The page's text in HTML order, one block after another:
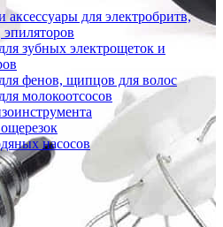
аксессуары для электробритв,
зубных электрощеток и
фенов, щипцов для волос
молокоотсосов
насосов